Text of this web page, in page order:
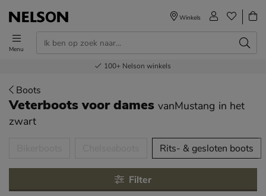
Menu
Winkels
Voor 23.00u besteld,volgende dag in huis
Gratisverzending en retour
Bestel nu,betaal later
100+ Nelson winkels
Boots
Veterboots voor dames vanMustang in het
zwart
Rits- & gesloten boots
Filter